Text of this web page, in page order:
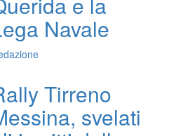
Navale
Tirreno
svelati